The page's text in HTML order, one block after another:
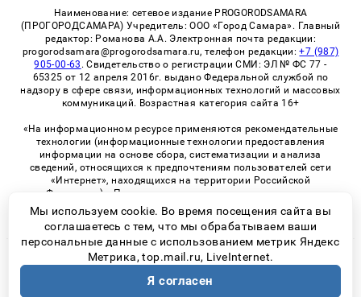
Наименование: сетевое издание PROGORODSAMARA
(ПРОГОРОДСАМАРА) Учредитель: ООО «Город Самара». Главный
редактор: Романова А.А. Электронная почта редакции:
progorodsamara@progorodsamara.ru, телефон редакции:+7 (987)
905-00-63 . Свидетельство о регистрации СМИ: ЭЛ № ФС 77 -
65325 от 12 апреля 2016г. выдано Федеральной службой по
надзору в сфере связи, информационных технологий и массовых
коммуникаций. Возрастная категория сайта 16+
«На информационном ресурсе применяются рекомендательные
технологии (информационные технологии предоставления
информации на основе сбора, систематизации и анализа
сведений, относящихся к предпочтениям пользователей сети
«Интернет», находящихся на территории Российской
Федерации)». Правила применения рекомендательных
технологий в виджетах рекламно-обменной сети
«СМИ2» (PDF)
© 2026 «ProGorodSamara» | Все права защищены
Возрастная категория сайта 16+
Мы используем cookie. Во время посещения сайта вы
соглашаетесь с тем, что мы обрабатываем ваши
персональные данные с использованием метрик Яндекс
Метрика, top.mail.ru, LiveInternet.
Я согласен